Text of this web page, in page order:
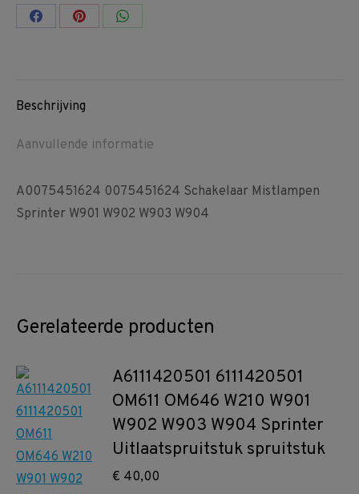
Share Share Share
Beschrijving
Aanvullende informatie
A0075451624 0075451624 Schakelaar Mistlampen
Sprinter W901 W902 W903 W904
Gerelateerde producten
A6111420501 6111420501
OM611 OM646 W210 W901
W902 W903 W904 Sprinter
Uitlaatspruitstuk spruitstuk
€ 40,00